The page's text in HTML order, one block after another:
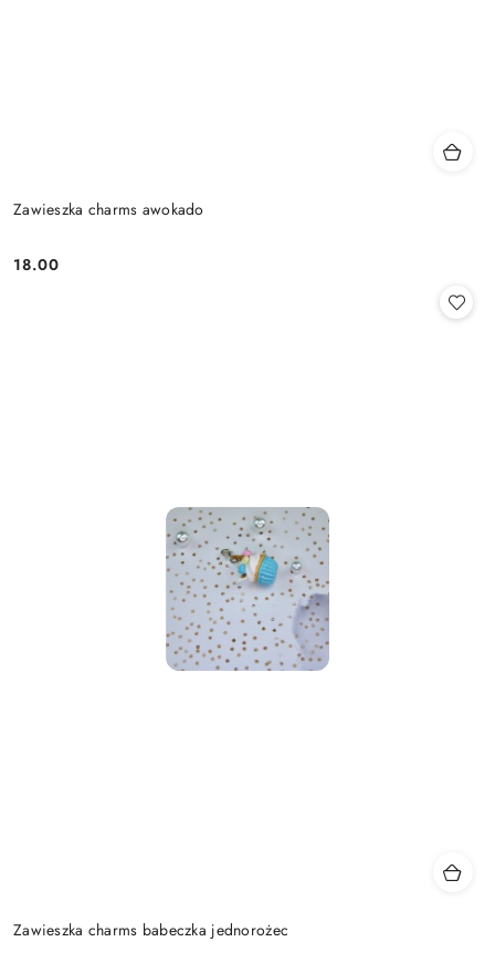
Zawieszka charms awokado
Cena:
18.00
Zawieszka charms babeczka jednorożec